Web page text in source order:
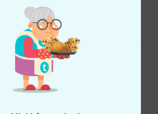
BEWERTUNG MELDEN
Verbessrung
Blumentopf mit Kohl 24.09.2024